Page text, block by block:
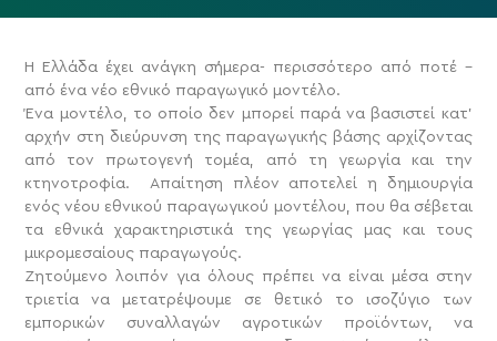
Η Ελλάδα έχει ανάγκη σήμερα- περισσότερο από ποτέ –
από ένα νέο εθνικό παραγωγικό μοντέλο.
Ένα μοντέλο, το οποίο δεν μπορεί παρά να βασιστεί κατ’
αρχήν στη διεύρυνση της παραγωγικής βάσης αρχίζοντας
από τον πρωτογενή τομέα, από τη γεωργία και την
κτηνοτροφία.
Απαίτηση πλέον αποτελεί η δημιουργία
ενός νέου εθνικού παραγωγικού μοντέλου, που θα σέβεται
τα εθνικά χαρακτηριστικά της γεωργίας μας και τους
μικρομεσαίους παραγωγούς.
Ζητούμενο λοιπόν για όλους πρέπει να είναι μέσα στην
τριετία να μετατρέψουμε σε θετικό το ισοζύγιο των
εμπορικών συναλλαγών αγροτικών προϊόντων, να